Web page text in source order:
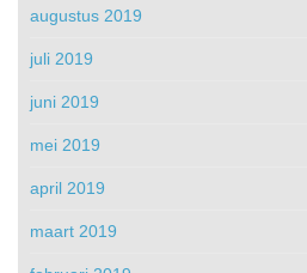
augustus 2019
juli 2019
juni 2019
mei 2019
april 2019
maart 2019